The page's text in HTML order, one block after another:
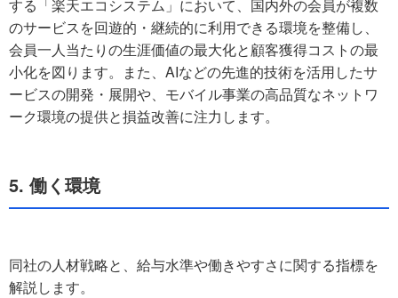
する「楽天エコシステム」において、国内外の会員が複数
のサービスを回遊的・継続的に利用できる環境を整備し、
会員一人当たりの生涯価値の最大化と顧客獲得コストの最
小化を図ります。また、AIなどの先進的技術を活用したサ
ービスの開発・展開や、モバイル事業の高品質なネットワ
ーク環境の提供と損益改善に注力します。
5. 働く環境
同社の人材戦略と、給与水準や働きやすさに関する指標を
解説します。